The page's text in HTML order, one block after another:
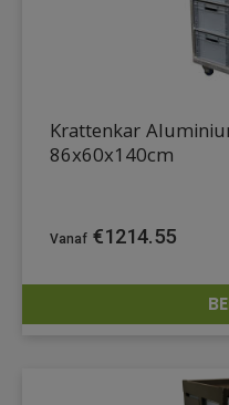
Krattenkar
86x60x140cm
€1214.55